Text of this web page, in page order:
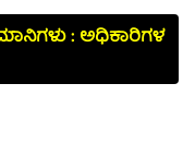
: ಅಧಿಕಾರಿಗಳ